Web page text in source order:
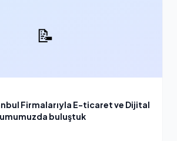
📝
Firmalarıyla E-ticaret ve Dijital
buluştuk